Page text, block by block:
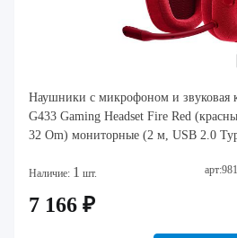
Наушники с микрофоном и звуковая
G433 Gaming Headset Fire Red
32 Om) мониторные (2 м, USB 2.0
Наличие: 1 шт.
7 166 ₽